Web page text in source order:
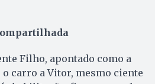
Filho, apontado como a
o carro a Vitor, mesmo ciente